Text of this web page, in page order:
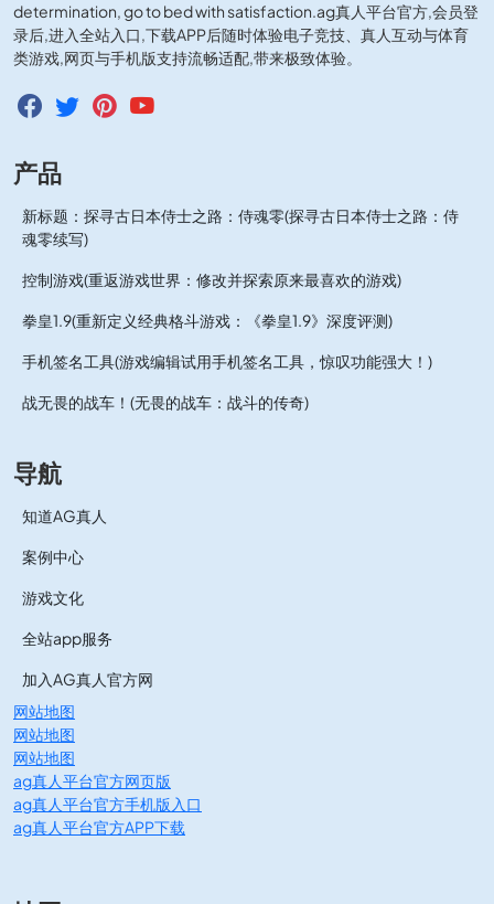
determination, go to bed with satisfaction.ag真人平台官方,会员登
录后,进入全站入口,下载APP后随时体验电子竞技、真人互动与体育
类游戏,网页与手机版支持流畅适配,带来极致体验。
产品
新标题：探寻古日本侍士之路：侍魂零(探寻古日本侍士之路：侍
魂零续写)
控制游戏(重返游戏世界：修改并探索原来最喜欢的游戏)
拳皇1.9(重新定义经典格斗游戏：《拳皇1.9》深度评测)
手机签名工具(游戏编辑试用手机签名工具，惊叹功能强大！)
战无畏的战车！(无畏的战车：战斗的传奇)
导航
知道AG真人
案例中心
游戏文化
全站app服务
加入AG真人官方网
网站地图
网站地图
网站地图
ag真人平台官方网页版
ag真人平台官方手机版入口
ag真人平台官方APP下载